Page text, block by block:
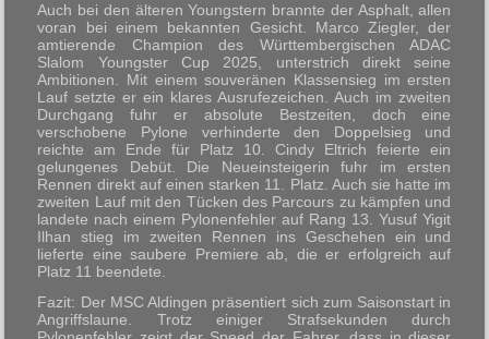
Auch bei den älteren Youngstern brannte der Asphalt, allen
voran bei einem bekannten Gesicht. Marco Ziegler, der
amtierende Champion des Württembergischen ADAC
Slalom Youngster Cup 2025, unterstrich direkt seine
Ambitionen. Mit einem souveränen Klassensieg im ersten
Lauf setzte er ein klares Ausrufezeichen. Auch im zweiten
Durchgang fuhr er absolute Bestzeiten, doch eine
verschobene Pylone verhinderte den Doppelsieg und
reichte am Ende für Platz 10. Cindy Eltrich feierte ein
gelungenes Debüt. Die Neueinsteigerin fuhr im ersten
Rennen direkt auf einen starken 11. Platz. Auch sie hatte im
zweiten Lauf mit den Tücken des Parcours zu kämpfen und
landete nach einem Pylonenfehler auf Rang 13. Yusuf Yigit
Ilhan stieg im zweiten Rennen ins Geschehen ein und
lieferte eine saubere Premiere ab, die er erfolgreich auf
Platz 11 beendete.
Fazit: Der MSC Aldingen präsentiert sich zum Saisonstart in
Angriffslaune. Trotz einiger Strafsekunden durch